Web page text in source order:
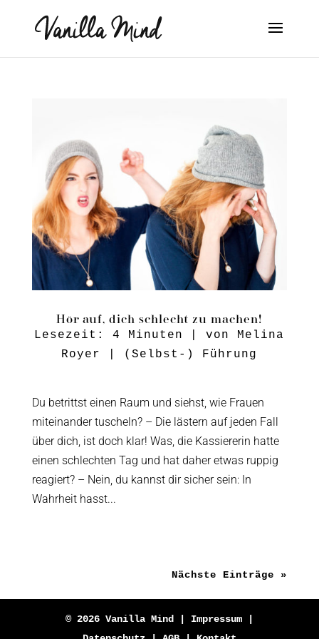
Hör auf, dich schlecht zu machen!
Lesezeit: 4 Minuten | von Melina
Royer
(Selbst-) Führung
Du betrittst einen Raum und siehst, wie Frauen
miteinander tuscheln? – Die lästern auf jeden Fall
über dich, ist doch klar! Was, die Kassiererin hatte
einen schlechten Tag und hat daher etwas ruppig
reagiert? – Nein, du kannst dir sicher sein: In
Wahrheit hasst...
Nächste Einträge »
© 2026 Vanilla Mind | Impressum|